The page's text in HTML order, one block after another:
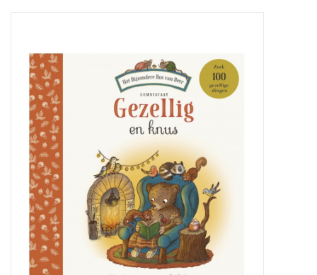
schmink & make-up
hebbedingen
kinderkamer
eten & drinken
knuffels
boeken